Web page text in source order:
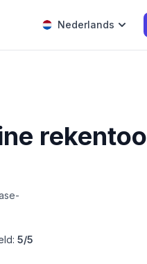
Nederlands
5/5